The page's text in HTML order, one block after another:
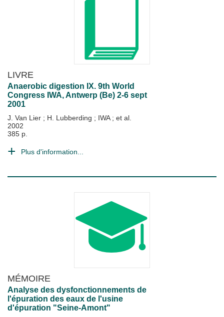
LIVRE
Anaerobic digestion IX. 9th World
Congress IWA, Antwerp (Be) 2-6 sept
2001
J. Van Lier ; H. Lubberding ; IWA ; et al.
2002
385 p.
Plus d'information...
MÉMOIRE
Analyse des dysfonctionnements de
l'épuration des eaux de l'usine
d'épuration "Seine-Amont"